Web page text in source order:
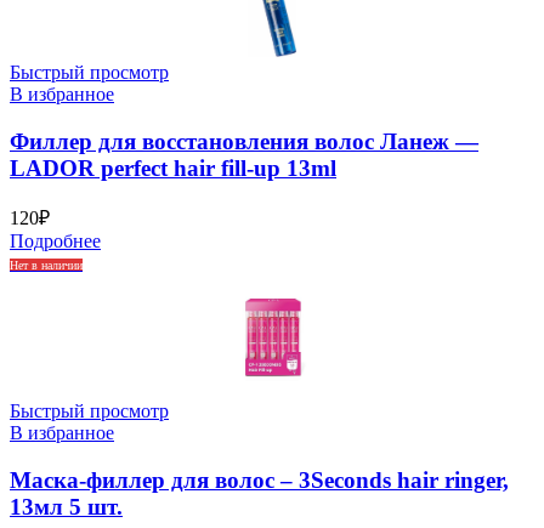
Быстрый просмотр
В избранное
Филлер для восстановления волос Ланеж —
LADOR perfect hair fill-up 13ml
120₽
Подробнее
Нет в наличии
Быстрый просмотр
В избранное
Маска-филлер для волос – 3Seconds hair ringer,
13мл 5 шт.